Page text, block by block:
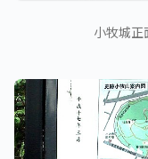
小牧城正